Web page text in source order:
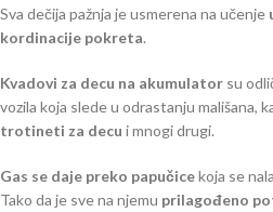
Sva dečija pažnja je usmerena na učenje
kordinacije pokreta.
Kvadovi za decu na akumulator su
vozila koja slede u odrastanju mališana,
trotineti za decu i mnogi drugi.
Gas se daje preko papučicekoja se
Tako da je sve na njemu prilagođeno